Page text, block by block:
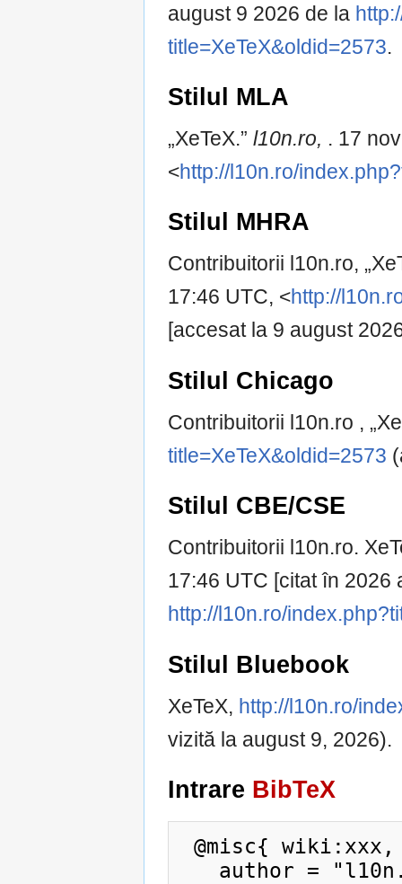
august 9 2026 de la
title=XeTeX&oldid=2573.
Stilul MLA
„XeTeX.” l10n.ro, . 17
<http://l10n.ro/
Stilul MHRA
Contribuitorii l10n.ro,
17:46 UTC, <http://
[accesat la 9 august
Stilul Chicago
Contribuitorii l10n.ro ,
title=XeTeX&oldid=2573
Stilul CBE/CSE
Contribuitorii l10n.ro.
17:46 UTC [citat în 2026
http://l10n.ro/
Stilul Bluebook
XeTeX, http://l10n.ro/
vizită la august 9, 2026).
Intrare BibTeX